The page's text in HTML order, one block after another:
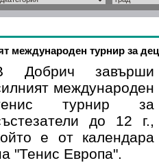
международен турнир за
Добрич завърши
международен
турнир за
до 12 г.,
е от календара
"Тенис Европа".